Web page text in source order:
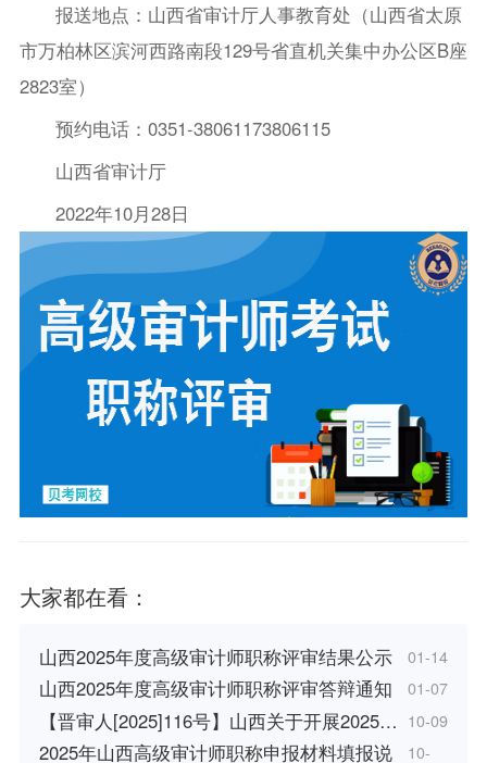
报送地点：山西省审计厅人事教育处（山西省太原
市万柏林区滨河西路南段129号省直机关集中办公区B座
2823室）
预约电话：0351-38061173806115
山西省审计厅
2022年10月28日
大家都在看：
山西2025年度高级审计师职称评审结果公示 01-14
山西2025年度高级审计师职称评审答辩通知 01-07
【晋审人[2025]116号】山西关于开展2025… 10-09
2025年山西高级审计师职称申报材料填报说 10-